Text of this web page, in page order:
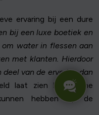
ervaring bij een dure
bij een luxe boetiek en
water in flessen aan
met klanten. Hierdoor
van de ervaring dan
laat zien hoe kleine
hebben op de